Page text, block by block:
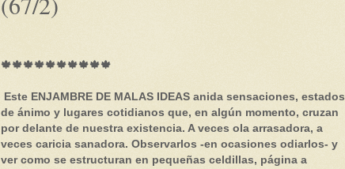
🍁🍁🍁🍁🍁🍁🍁🍁🍁🍁
Este ENJAMBRE DE MALAS IDEAS anida sensaciones, estados
de ánimo y lugares cotidianos que, en algún momento, cruzan
por delante de nuestra existencia. A veces ola arrasadora, a
veces caricia sanadora. Observarlos -en ocasiones odiarlos- y
ver como se estructuran en pequeñas celdillas, página a